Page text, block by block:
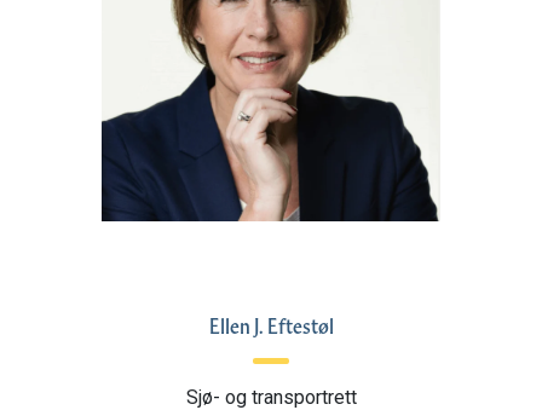
Ellen J. Eftestøl
Sjø- og transportrett